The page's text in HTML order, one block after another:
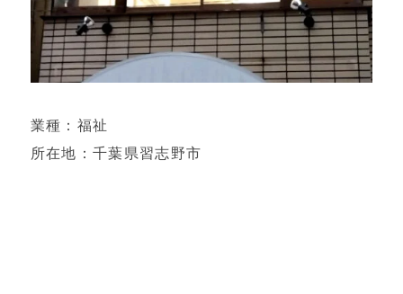
業種：福祉
所在地：千葉県習志野市